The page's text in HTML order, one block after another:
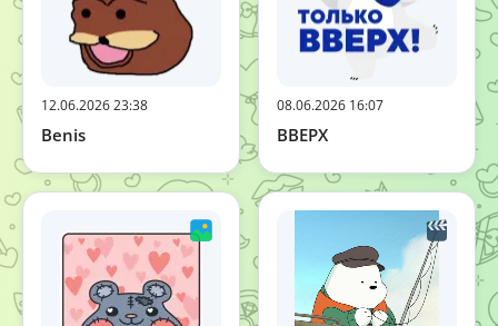
12.06.2026 23:38
Benis
08.06.2026 16:07
ВВЕРХ